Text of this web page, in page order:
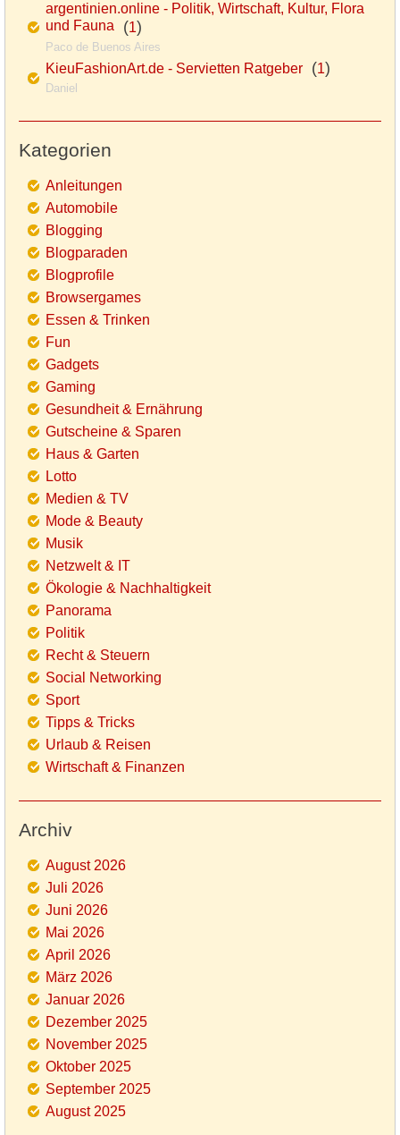
argentinien.online - Politik, Wirtschaft, Kultur, Flora
und Fauna (1)
Paco de Buenos Aires
KieuFashionArt.de - Servietten Ratgeber (1)
Daniel
Kategorien
Anleitungen
Automobile
Blogging
Blogparaden
Blogprofile
Browsergames
Essen & Trinken
Fun
Gadgets
Gaming
Gesundheit & Ernährung
Gutscheine & Sparen
Haus & Garten
Lotto
Medien & TV
Mode & Beauty
Musik
Netzwelt & IT
Ökologie & Nachhaltigkeit
Panorama
Politik
Recht & Steuern
Social Networking
Sport
Tipps & Tricks
Urlaub & Reisen
Wirtschaft & Finanzen
Archiv
August 2026
Juli 2026
Juni 2026
Mai 2026
April 2026
März 2026
Januar 2026
Dezember 2025
November 2025
Oktober 2025
September 2025
August 2025